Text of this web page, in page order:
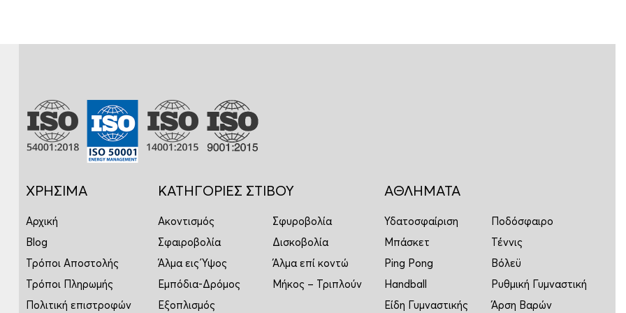
ΧΡΗΣΙΜΑ
Αρχική
Blog
Τρόποι Αποστολής
Τρόποι Πληρωμής
Πολιτική επιστροφών
ΚΑΤΗΓΟΡΙΕΣ ΣΤΙΒΟΥ
Ακοντισμός
Σφυροβολία
Σφαιροβολία
Δισκοβολία
Άλμα εις Ύψος
Άλμα επί κοντώ
Εμπόδια-Δρόμος
Μήκος – Τριπλούν
Εξοπλισμός
ΑΘΛΗΜΑΤΑ
Υδατοσφαίριση
Ποδόσφαιρο
Μπάσκετ
Τέννις
Ping Pong
Βόλεϋ
Handball
Ρυθμική Γυμναστική
Είδη Γυμναστικής
Άρση Βαρών